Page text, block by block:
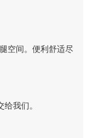
空间。便利舒适尽
我们。